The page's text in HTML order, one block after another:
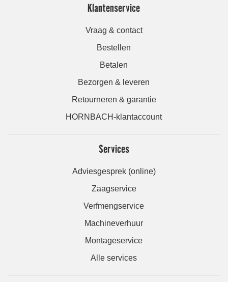
Klantenservice
Vraag & contact
Bestellen
Betalen
Bezorgen & leveren
Retourneren & garantie
HORNBACH-klantaccount
Services
Adviesgesprek (online)
Zaagservice
Verfmengservice
Machineverhuur
Montageservice
Alle services